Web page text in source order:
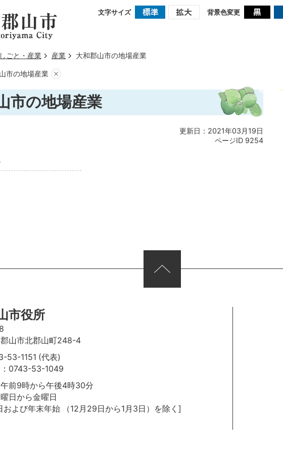
文字サイズ 背景色変更
しごと・産業 産業 大和郡山市の地場産業
市の地場産業
市の地場産業
更新日：2021年03月19日
ページID 9254
市役所
山市北郡山町248-4
53-1151 (代表)
：0743-53-1049
前9時から午後4時30分
日から金曜日
および年末年始
（12月29日から1月3日）を除く]